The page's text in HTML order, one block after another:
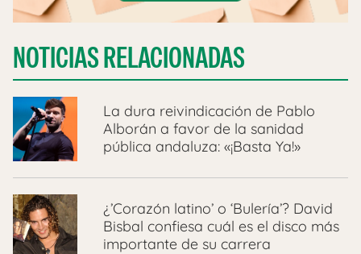
NOTICIAS RELACIONADAS
La dura reivindicación de Pablo
Alborán a favor de la sanidad
pública andaluza: «¡Basta Ya!»
¿’Corazón latino’ o ‘Bulería’? David
Bisbal confiesa cuál es el disco más
importante de su carrera